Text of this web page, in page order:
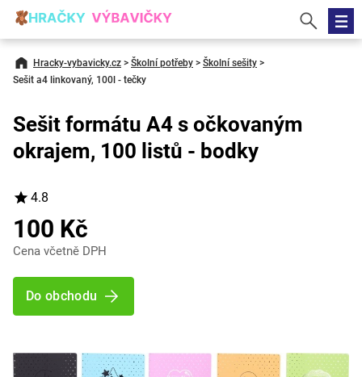
Hracky-vybavicky.cz > Školní potřeby > Školní sešity >
Sešit a4 linkovaný, 100l - tečky
Sešit formátu A4 s očkovaným
okrajem, 100 listů - bodky
4.8
100 Kč
Cena včetně DPH
Do obchodu